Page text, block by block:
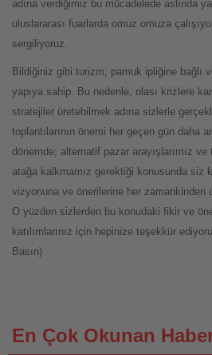
adına verdiğimiz bu mücadelede aslında
uluslararası fuarlarda omuz omuza
sergiliyoruz.
Bildiğiniz gibi turizm, pamuk ipliğine bağlı
yapıya sahip. Bu nedenle, olası krizlere
stratejiler üretebilmek adına sizlerle
toplantılarının önemi her geçen gün daha
dönemde; alternatif pazar arayışlarımız
atağa kalkmamız gerektiği konusunda siz
vizyonuna ve önerilerine her zamankinden
O yüzden sizlerden bu konudaki fikir ve
katılımlarınız için hepinize teşekkür
Basın)
En Çok Okunan